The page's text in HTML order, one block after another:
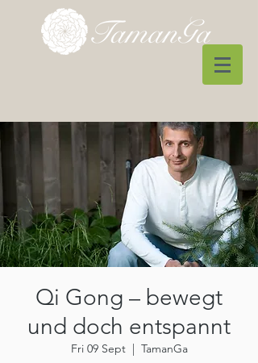
Qi Gong – bewegt
und doch entspannt
Fri 09 Sept
  |
TamanGa